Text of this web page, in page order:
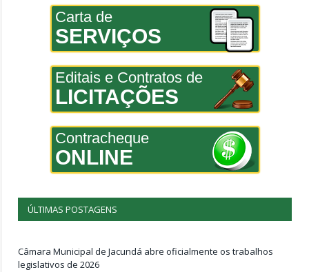
Carta de
SERVIÇOS
Editais e Contratos de
LICITAÇÕES
Contracheque
ONLINE
ÚLTIMAS POSTAGENS
Câmara Municipal de Jacundá abre oficialmente os trabalhos
legislativos de 2026